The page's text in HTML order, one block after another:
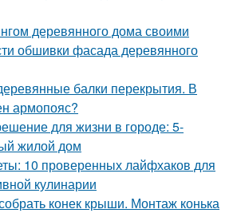
деревянного дома своими
обшивки фасада деревянного
балки перекрытия. В
армопояс?
для жизни в городе: 5-
жилой дом
10 проверенных лайфхаков для
кулинарии
конек крыши. Монтаж конька